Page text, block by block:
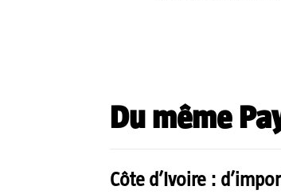
Du même
Côte d’Ivoire :